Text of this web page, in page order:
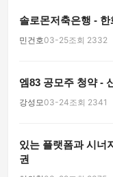
솔로몬저축은행 -
민건호03-25조회 2332
엠83 공모주 청약 -
강성모03-24조회 2341
있는 플랫폼과 시너
권